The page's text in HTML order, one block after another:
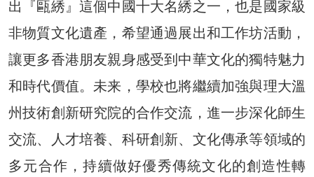
出『甌綉』這個中國十大名綉之一，也是國家級
非物質文化遺產，希望通過展出和工作坊活動，
讓更多香港朋友親身感受到中華文化的獨特魅力
和時代價值。未来，學校也將繼續加強與理大溫
州技術創新研究院的合作交流，進一步深化師生
交流、人才培養、科研創新、文化傳承等領域的
多元合作，持續做好優秀傳統文化的創造性轉